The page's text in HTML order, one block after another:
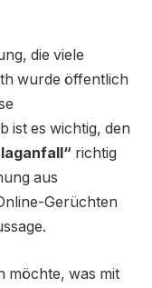
die viele
wurde öffentlich
ist es wichtig, den
richtig
aus
Gerüchten
möchte, was mit